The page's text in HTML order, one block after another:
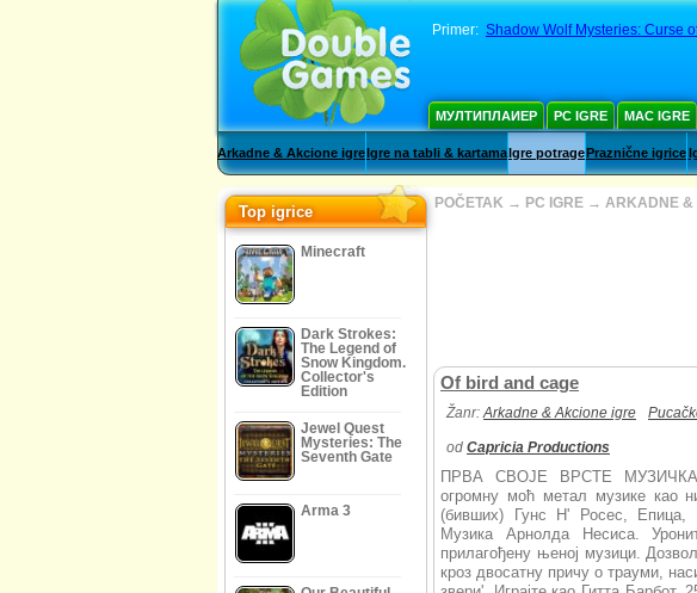
Primer: Shadow Wolf Mysteries: Curse
МУЛТИПЛАИЕР PC IGRE MAC IGRE
Arkadne & Akcione igreIgre na tabli & kartamaIgre potragePraznične igrice
Top igrice
Minecraft
Dark Strokes:
The Legend of
Snow Kingdom.
Collector's
Edition
Jewel Quest
Mysteries: The
Seventh Gate
Arma 3
POČETAK → PC IGRE → ARKADNE &
Of bird and cage
Žanr:Arkadne & Akcione igre
od Capricia Productions
ПРВА СВОЈЕ ВРСТЕ
огромну моћ метал музике као
(бивших) Гунс Н' Росес, Епица,
Музика Арнолда Несиса.
прилагођену њеној музици.
кроз двосатну причу о трауми,